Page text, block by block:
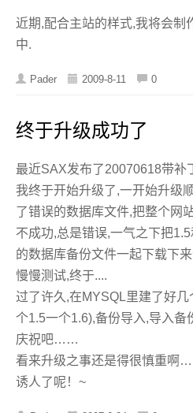
近期,配合主站的样式,我将会制
中.
Pader 2009-8-11 0
终于升级成功了
最近SAX发布了20070618带补
我终于开始升级了,一开始升级
了错误的数据库文件,把整个网
不成功,总是错误,一气之下把
的数据库备份文件一起下载下
慢慢测试,终于....
过了许久,在MYSQL里建了好
个1.5一个1.6),备份导入,导入备
庆祝吧……
看来升级之事还是得很慎重啊
诱人了呢！~